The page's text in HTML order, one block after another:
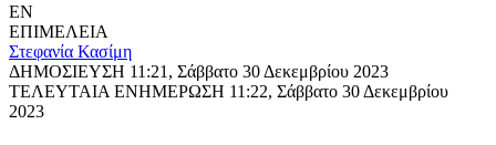
EN
ΕΠΙΜΕΛΕΙΑ
Στεφανία Κασίμη
ΔΗΜΟΣΙΕΥΣΗ 11:21, Σάββατο 30 Δεκεμβρίου 2023
ΤΕΛΕΥΤΑΙΑ ΕΝΗΜΕΡΩΣΗ 11:22, Σάββατο 30 Δεκεμβρίου
2023